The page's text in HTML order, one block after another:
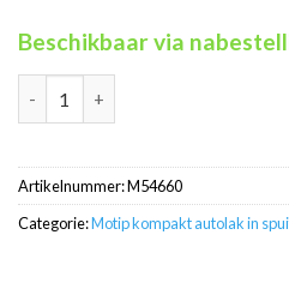
Beschikbaar via
Motip Kompakt 54660 blauw
Artikelnummer:M54660
Categorie:Motip kompakt autolak in